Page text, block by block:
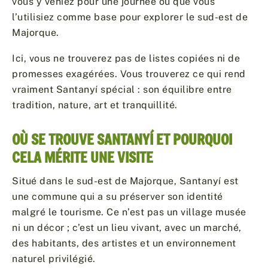
l’utilisiez comme base pour explorer le sud-est de
Majorque.
Ici, vous ne trouverez pas de listes copiées ni de
promesses exagérées. Vous trouverez ce qui rend
vraiment Santanyí spécial : son équilibre entre
tradition, nature, art et tranquillité.
OÙ SE TROUVE SANTANYÍ ET POURQUOI
CELA MÉRITE UNE VISITE
Situé dans le sud-est de Majorque, Santanyí est
une commune qui a su préserver son identité
malgré le tourisme. Ce n’est pas un village musée
ni un décor ; c’est un lieu vivant, avec un marché,
des habitants, des artistes et un environnement
naturel privilégié.